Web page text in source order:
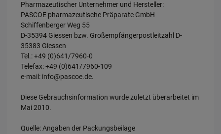
Pharmazeutischer Unternehmer und Hersteller:
PASCOE pharmazeutische Präparate GmbH
Schiffenberger Weg 55
D-35394 Giessen bzw. Großempfängerpostleitzahl D-
35383 Giessen
Tel.: +49 (0)641/7960-0
Telefax: +49 (0)641/7960-109
e-mail: info@pascoe.de.
Diese Gebrauchsinformation wurde zuletzt überarbeitet im
Mai 2010.
Quelle: Angaben der Packungsbeilage